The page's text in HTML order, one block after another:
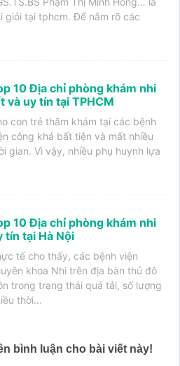
giỏi tại tphcm. Để nắm rõ các
10 Địa chỉ phòng khám nhi
và uy tín tại TPHCM
con trẻ thăm khám tại các bệnh
công khá bất tiện và mất nhiều
gian. Vì vậy, nhiều phụ huynh lựa
10 Địa chỉ phòng khám nhi
tín tại Hà Nội
tế cho thấy, các bệnh viện
khoa Nhi trên địa bàn thủ đô
trong trạng thái quá tải, số lượng
thời...
bình luận cho bài viết này!